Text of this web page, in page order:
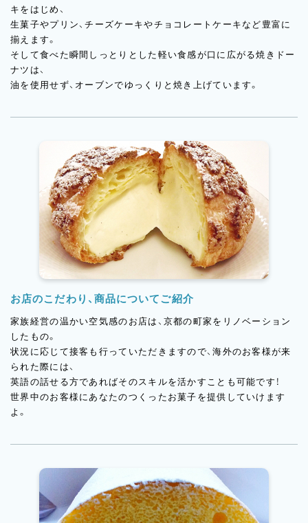
キをはじめ、
生菓子やプリン、チーズケーキやチョコレートケーキなど豊富に
揃えます。
そして食べた瞬間しっとりとした軽い食感が口に広がる焼きドー
ナツは、
油を使用せず、オーブンでゆっくりと焼き上げています。
お店のこだわり、商品についてご紹介
家族経営の温かい空気感のお店は、京都の町家をリノベーション
したもの。
状況に応じて接客も行っていただきますので、海外のお客様が来
られた際には、
英語の話せる方であればそのスキルを活かすことも可能です！
世界中のお客様にあなたのつくったお菓子を提供していけます
よ。